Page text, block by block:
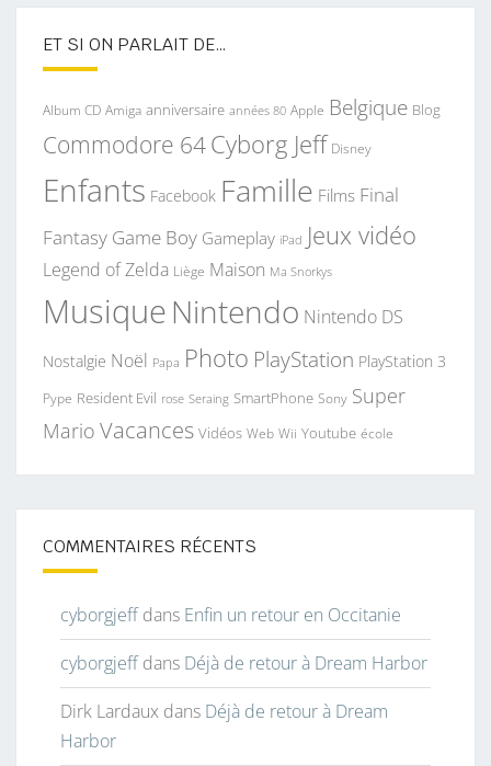
ET SI ON PARLAIT DE…
Album CD Amiga anniversaire années 80 Apple Belgique Blog
Commodore 64Cyborg Jeff Disney
Enfants Facebook Famille Films Final
Fantasy Game Boy Gameplay iPad Jeux vidéo
Legend of Zelda Liège Maison Ma Snorkys
MusiqueNintendo Nintendo DS
Nostalgie Noël Papa Photo PlayStation PlayStation 3
Pype Resident Evil rose Seraing SmartPhone Sony Super
Mario Vacances Vidéos Web Wii Youtube école
COMMENTAIRES RÉCENTS
cyborgjeffdans Enfin un retour en Occitanie
cyborgjeffdans Déjà de retour à Dream Harbor
Dirk Lardaux dans Déjà de retour à Dream
Harbor